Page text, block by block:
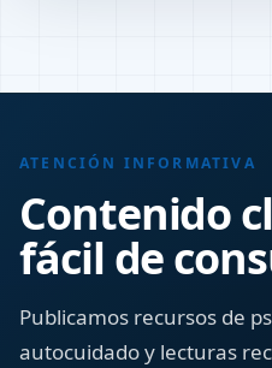
ATENCIÓN INFORMATIVA
Contenido
fácil de
Publicamos recursos de
autocuidado y lecturas